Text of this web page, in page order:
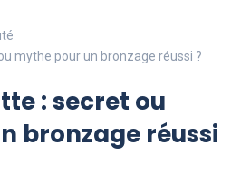
mythe pour un bronzage réussi ?
: secret ou
bronzage réussi